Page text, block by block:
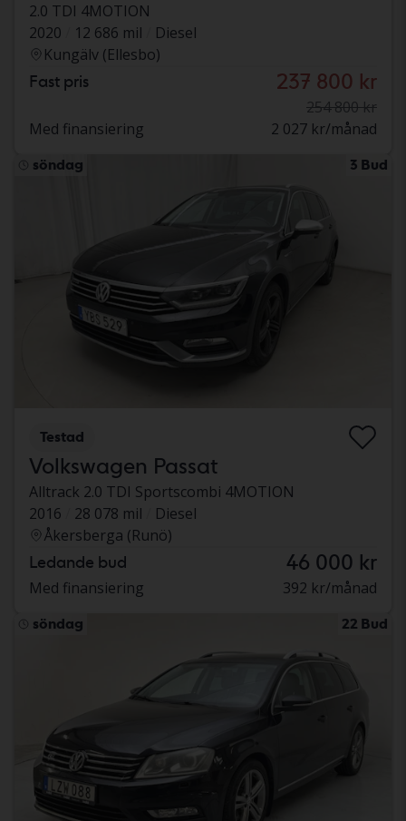
2.0 TDI 4MOTION
2020
12 686 mil
Diesel
Kungälv (Ellesbo)
Fast pris 237 800 kr
254 800 kr
Med finansiering
2 027 kr/månad
söndag 3 Bud
Testad
Volkswagen Passat
Alltrack 2.0 TDI Sportscombi 4MOTION
2016
28 078 mil
Diesel
Åkersberga (Runö)
Ledande bud 46 000 kr
Med finansiering 392 kr/månad
söndag 22 Bud